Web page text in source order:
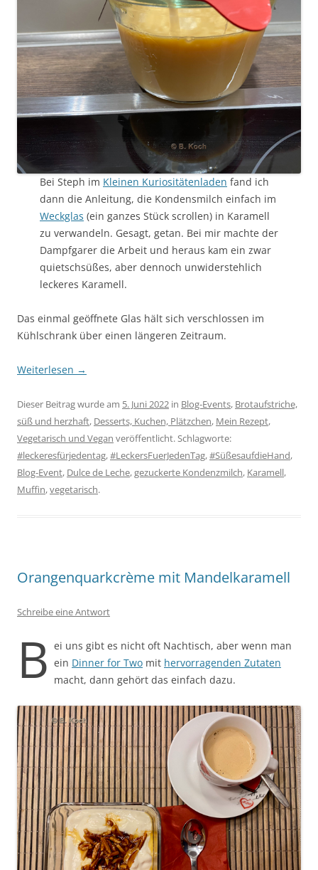
Bei Steph im Kleinen Kuriositätenladen fand ich
dann die Anleitung, die Kondensmilch einfach im
Weckglas (ein ganzes Stück scrollen) in Karamell
zu verwandeln. Gesagt, getan. Bei mir machte der
Dampfgarer die Arbeit und heraus kam ein zwar
quietschsüßes, aber dennoch unwiderstehlich
leckeres Karamell.
Das einmal geöffnete Glas hält sich verschlossen im
Kühlschrank über einen längeren Zeitraum.
Weiterlesen →
Dieser Beitrag wurde am 5. Juni 2022 in Blog-Events, Brotaufstriche,
süß und herzhaft, Desserts, Kuchen, Plätzchen, Mein Rezept,
Vegetarisch und Vegan veröffentlicht. Schlagworte:
#leckeresfürjedentag,#LeckersFuerJedenTag,#SüßesaufdieHand,
Blog-Event, Dulce de Leche,gezuckerte Kondenzmilch, Karamell,
Muffin,vegetarisch.
Orangenquarkcrème mit Mandelkaramell
Schreibe eine Antwort
B ei uns gibt es nicht oft Nachtisch, aber wenn man
ein Dinner for Two mit hervorragenden Zutaten
macht, dann gehört das einfach dazu.